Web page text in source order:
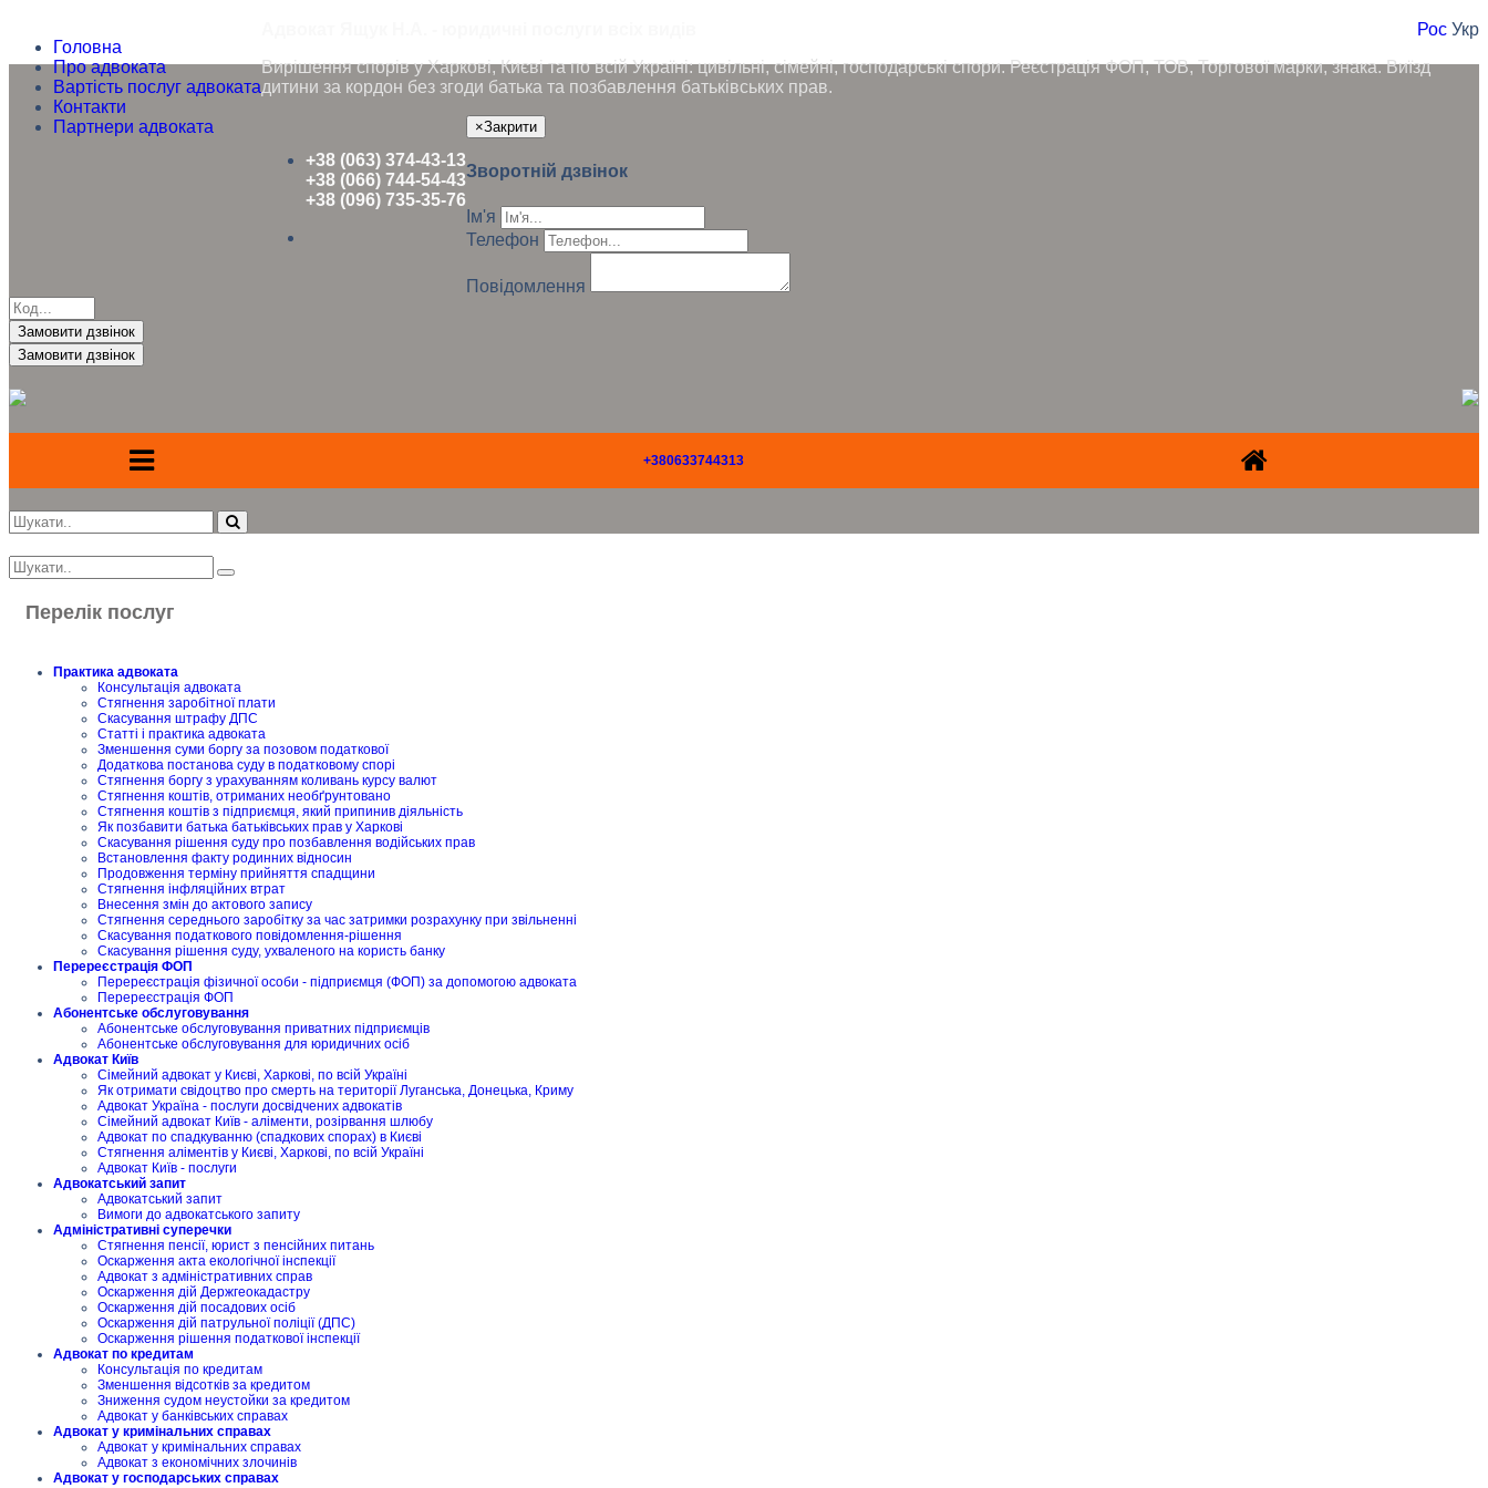
Головна
Про адвоката
Вартість послуг адвоката
Контакти
Партнери адвоката
Рос Укр
Вирішення спорів у Харкові, Києві та по всій Україні: цивільні, сімейні, господарські спори. Реєстрація ФОП, ТОВ, Торгової марки, знака. Виїзд
дитини за кордон без згоди батька та позбавлення батьківських прав.
+38 (063) 374-43-13
+38 (066) 744-54-43
+38 (096) 735-35-76
×Закрити
Зворотній дзвінок
Ім'я
Телефон
Повідомлення
Замовити дзвінок
+380633744313
Перелік послуг
Практика адвоката
Консультація адвоката
Стягнення заробітної плати
Скасування штрафу ДПС
Статті і практика адвоката
Зменшення суми боргу за позовом податкової
Додаткова постанова суду в податковому спорі
Стягнення боргу з урахуванням коливань курсу валют
Стягнення коштів, отриманих необґрунтовано
Стягнення коштів з підприємця, який припинив діяльність
Як позбавити батька батьківських прав у Харкові
Скасування рішення суду про позбавлення водійських прав
Встановлення факту родинних відносин
Продовження терміну прийняття спадщини
Стягнення інфляційних втрат
Внесення змін до актового запису
Стягнення середнього заробітку за час затримки розрахунку при звільненні
Скасування податкового повідомлення-рішення
Скасування рішення суду, ухваленого на користь банку
Перереєстрація ФОП
Перереєстрація фізичної особи - підприємця (ФОП) за допомогою адвоката
Перереєстрація ФОП
Абонентське обслуговування
Абонентське обслуговування приватних підприємців
Абонентське обслуговування для юридичних осіб
Адвокат Київ
Сімейний адвокат у Києві, Харкові, по всій Україні
Як отримати свідоцтво про смерть на території Луганська, Донецька, Криму
Адвокат Україна - послуги досвідчених адвокатів
Сімейний адвокат Київ - аліменти, розірвання шлюбу
Адвокат по спадкуванню (спадкових спорах) в Києві
Стягнення аліментів у Києві, Харкові, по всій Україні
Адвокат Київ - послуги
Адвокатський запит
Адвокатський запит
Вимоги до адвокатського запиту
Адміністративні суперечки
Стягнення пенсії, юрист з пенсійних питань
Оскарження акта екологічної інспекції
Адвокат з адміністративних справ
Оскарження дій Держгеокадастру
Оскарження дій посадових осіб
Оскарження дій патрульної поліції (ДПС)
Оскарження рішення податкової інспекції
Адвокат по кредитам
Консультація по кредитам
Зменшення відсотків за кредитом
Зниження судом неустойки за кредитом
Адвокат у банківських справах
Адвокат у кримінальних справах
Адвокат у кримінальних справах
Адвокат з економічних злочинів
Адвокат у господарських справах